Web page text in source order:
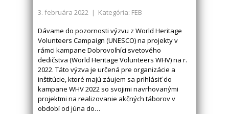
3. februára 2022 | Kategória: FEB
Dávame do pozornosti výzvu z World Heritage
Volunteers Campaign (UNESCO) na projekty v
rámci kampane Dobrovoľníci svetového
dedičstva (World Heritage Volunteers WHV) na r.
2022. Táto výzva je určená pre organizácie a
inštitúcie, ktoré majú záujem sa prihlásiť do
kampane WHV 2022 so svojimi navrhovanými
projektmi na realizovanie akčných táborov v
období od júna do…